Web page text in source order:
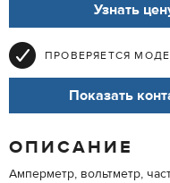
Узнать
ПРОВЕРЯЕТСЯ
Показать
ОПИСАНИЕ
Амперметр, вольтметр,